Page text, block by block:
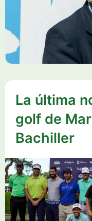
La última
golf de
Bachiller